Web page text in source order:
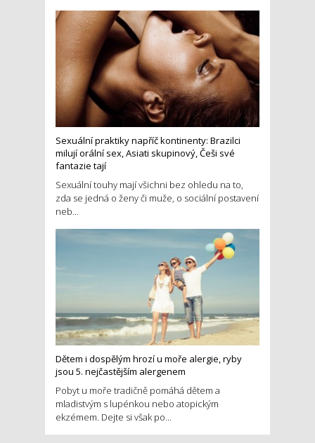
Sexuální praktiky napříč kontinenty: Brazilci
milují orální sex, Asiati skupinový, Češi své
fantazie tají
Sexuální touhy mají všichni bez ohledu na to,
zda se jedná o ženy či muže, o sociální postavení
neb...
Dětem i dospělým hrozí u moře alergie, ryby
jsou 5. nejčastějším alergenem
Pobyt u moře tradičně pomáhá dětem a
mladistvým s lupénkou nebo atopickým
ekzémem. Dejte si však po...